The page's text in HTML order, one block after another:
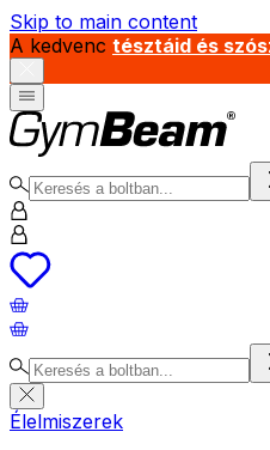
Skip to main content
A kedvenc tésztáid és
Élelmiszerek